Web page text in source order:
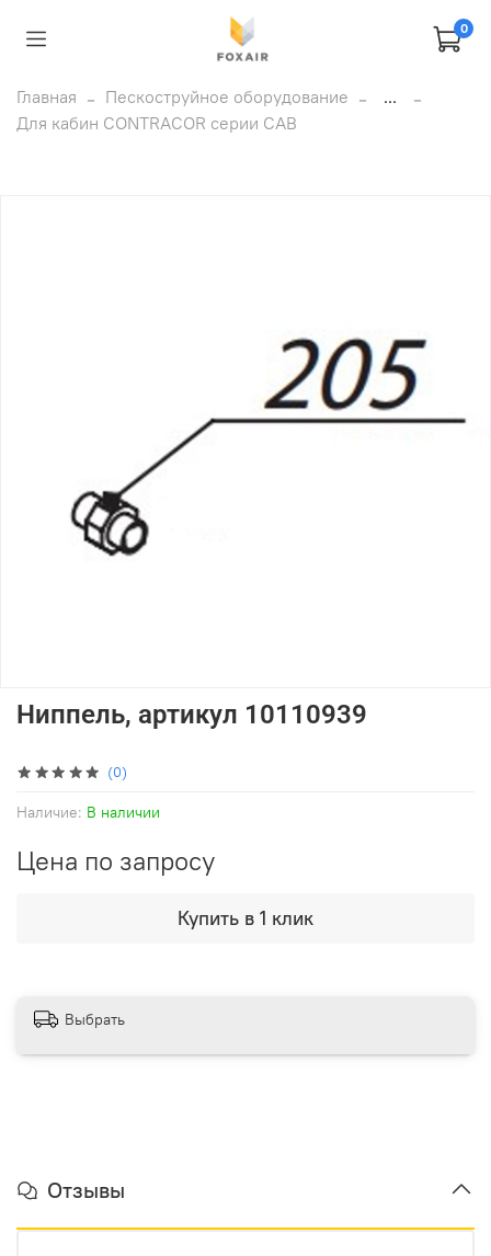
0
Главная Пескоструйное оборудование
...
Для кабин CONTRACOR серии CAB
(0)
Наличие: В наличии
Ниппель, артикул 10110939
Цена по запросу
Купить в 1 клик
Выбрать
Отзывы